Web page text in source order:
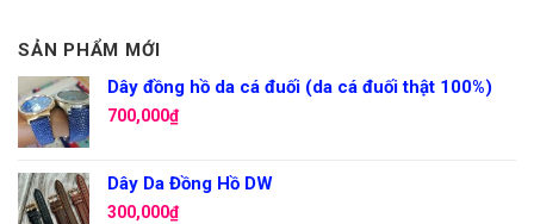
SẢN PHẨM MỚI
Dây đồng hồ da cá đuối (da cá đuối thật 100%)
700,000₫
Dây Da Đồng Hồ DW
300,000₫